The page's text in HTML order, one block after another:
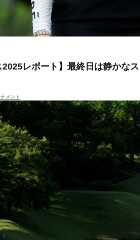
2025レポート】最終日は静か
メント